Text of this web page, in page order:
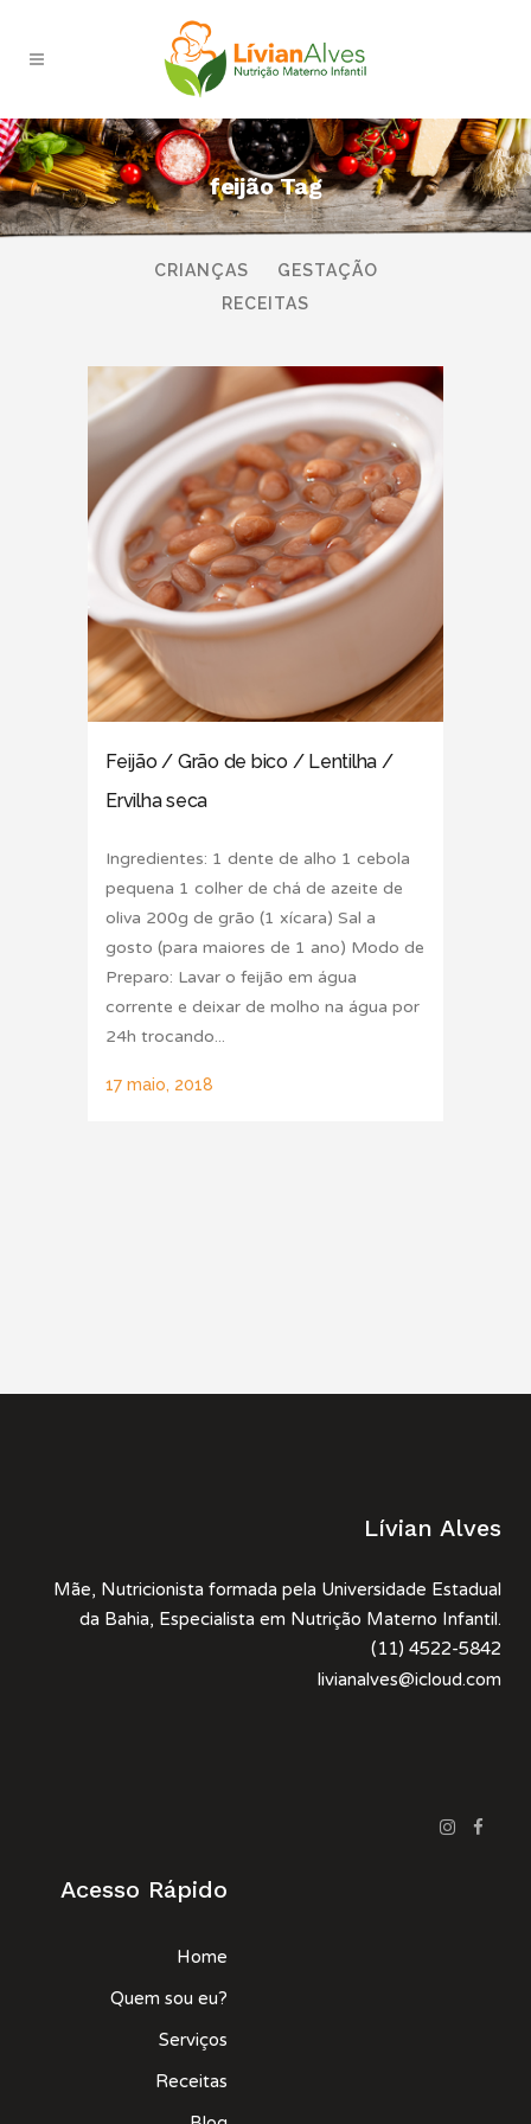
feijão Tag
TODAS AMAMENTAÇÃO
BEBÊS
CRIANÇAS
GESTAÇÃO
RECEITAS
Feijão / Grão de bico / Lentilha /
Ervilha seca
Ingredientes: 1 dente de alho 1 cebola
pequena 1 colher de chá de azeite de
oliva 200g de grão (1 xícara) Sal a
gosto (para maiores de 1 ano) Modo de
Preparo: Lavar o feijão em água
corrente e deixar de molho na água por
24h trocando...
17 maio, 2018
Lívian Alves
Mãe, Nutricionista formada pela Universidade Estadual
da Bahia, Especialista em Nutrição Materno Infantil.
(11) 4522-5842
livianalves@icloud.com
Acesso Rápido
Home
Quem sou eu?
Serviços
Receitas